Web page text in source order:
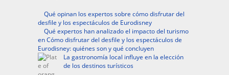
Qué opinan los expertos sobre cómo disfrutar del
desfile y los espectáculos de Eurodisney
Qué expertos han analizado el impacto del turismo
en Cómo disfrutar del desfile y los espectáculos de
Eurodisney: quiénes son y qué concluyen
La gastronomía local influye en la elección
de los destinos turísticos